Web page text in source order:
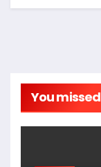
You missed